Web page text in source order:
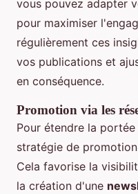
vous pouvez adapter
pour maximiser
régulièrement ces
vos publications et
en conséquence.
Promotion via les
Pour étendre la
stratégie de
Cela favorise la
la création d'une